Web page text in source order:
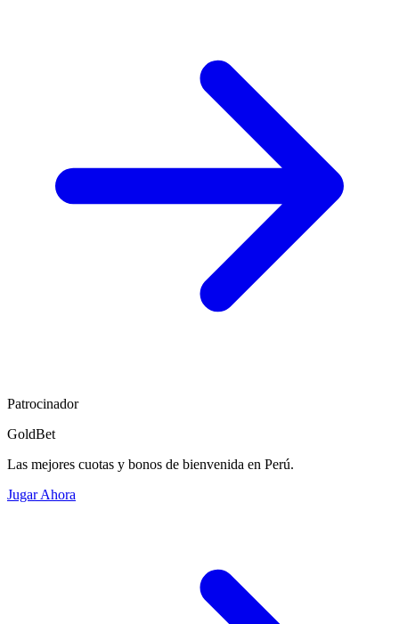
Patrocinador
GoldBet
Las mejores cuotas y bonos de bienvenida en Perú.
Jugar Ahora